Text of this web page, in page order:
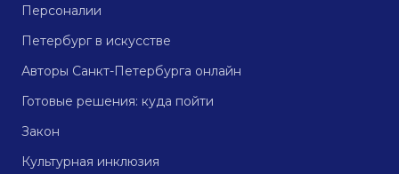
Персоналии
Петербург в искусстве
Авторы Санкт-Петербурга онлайн
Готовые решения: куда пойти
Закон
Культурная инклюзия